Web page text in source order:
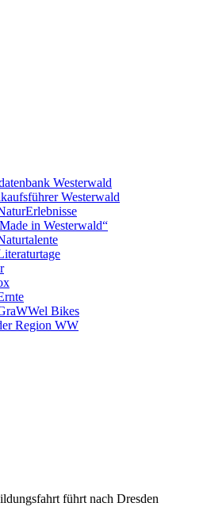
Westerwald
Westerwald
in Westerwald“
Bikes
Region WW
führt nach Dresden